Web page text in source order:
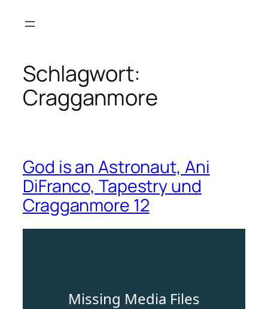
Inhalt
Schlagwort:
Cragganmore
God is an Astronaut, Ani
DiFranco, Tapestry und
Cragganmore 12